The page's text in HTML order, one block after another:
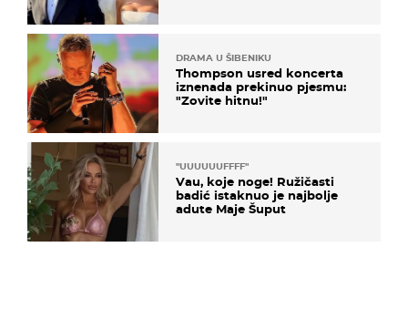
DRAMA U ŠIBENIKU
Thompson usred koncerta
iznenada prekinuo pjesmu:
"Zovite hitnu!"
"UUUUUUFFFF"
Vau, koje noge! Ružičasti
badić istaknuo je najbolje
adute Maje Šuput